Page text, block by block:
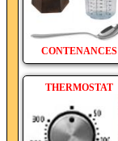
CONTENANCES
THERMOSTAT